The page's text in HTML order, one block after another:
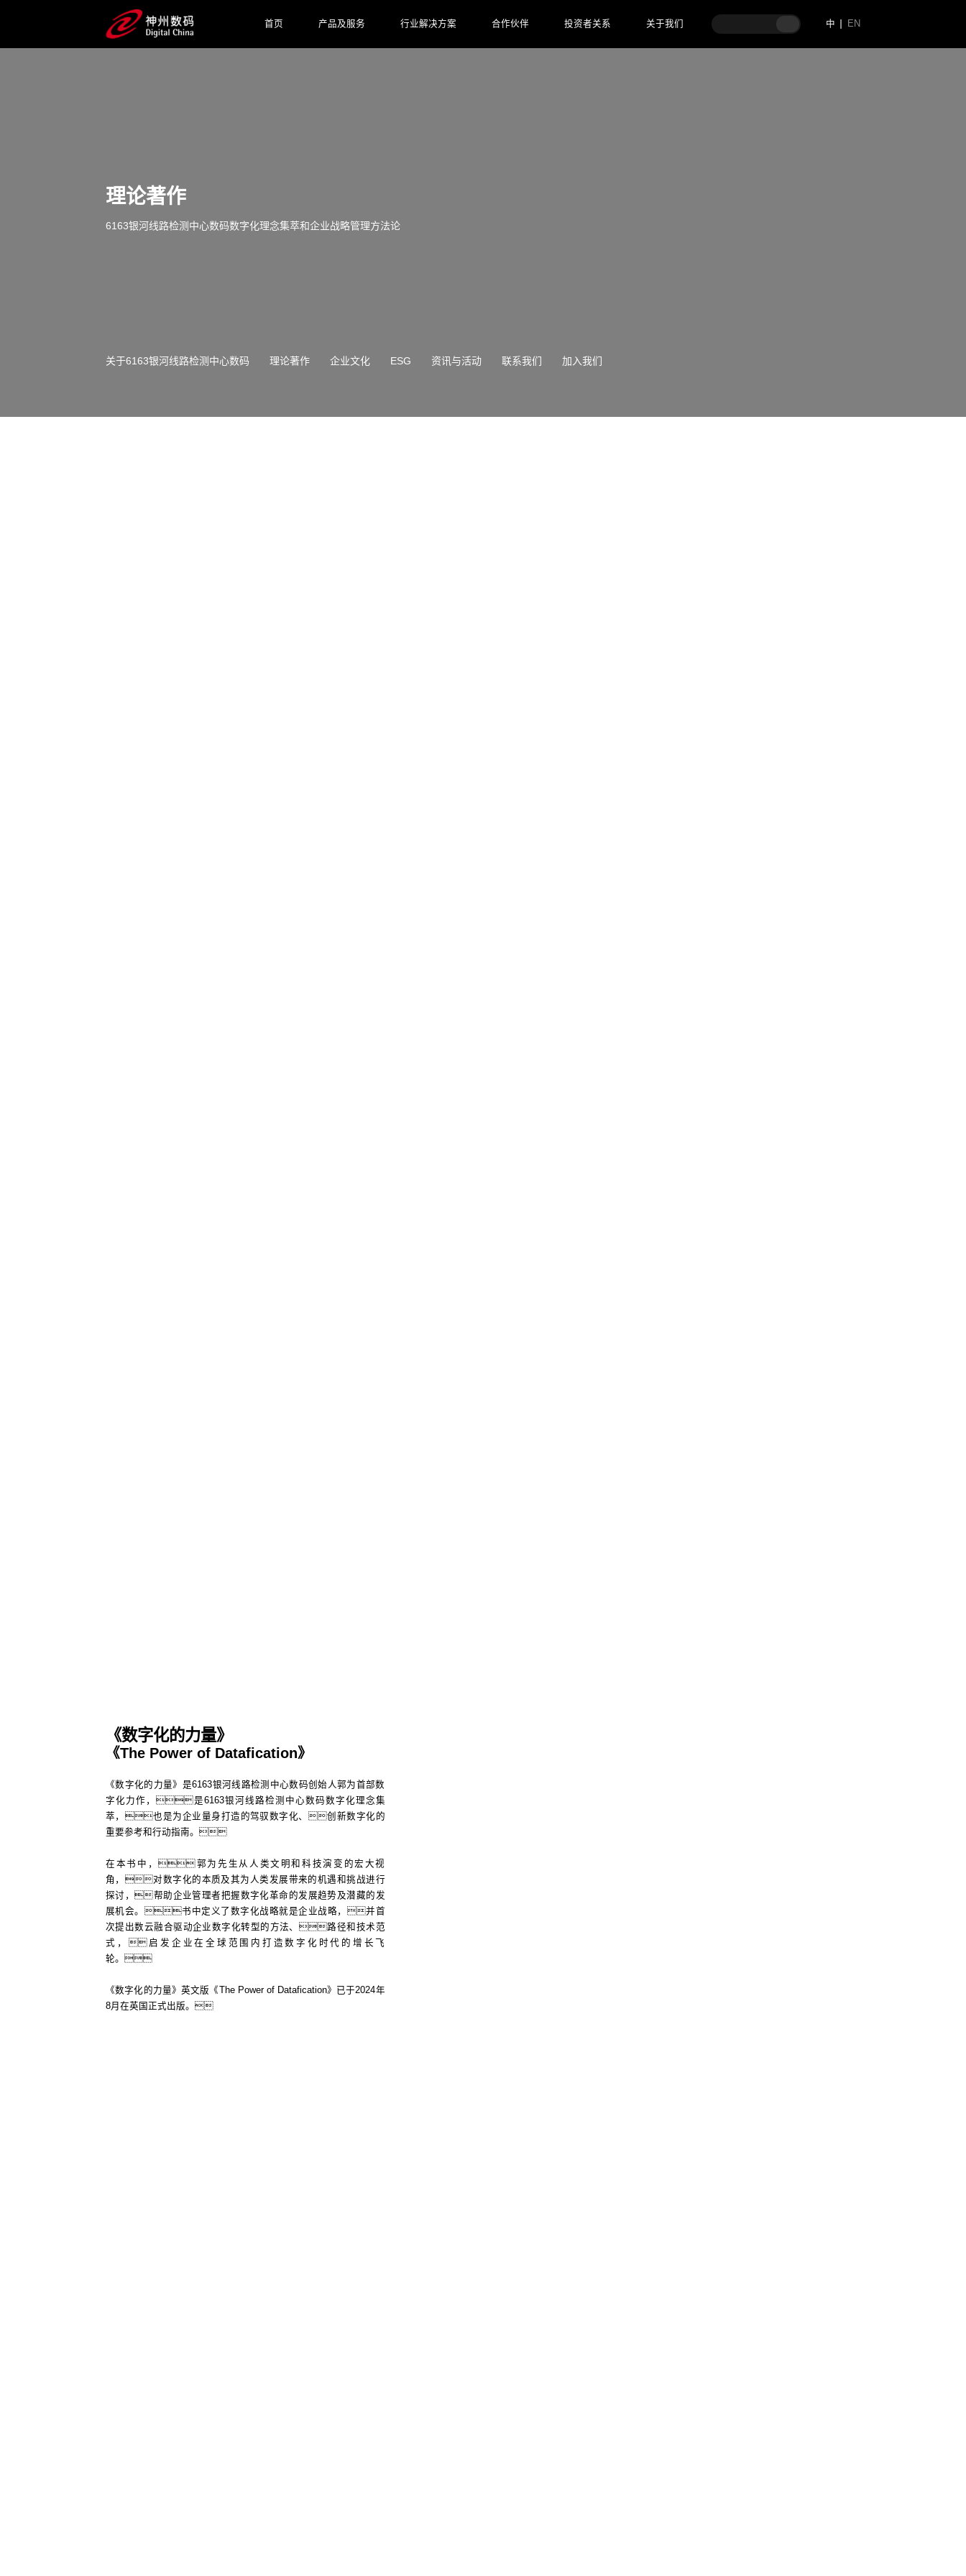
首页 产品及服务 行业解决方案 合作伙伴 投资者关系 关于我们 中 EN
理论著作
6163银河线路检测中心数码数字化理念集萃和企业战略管理方法论
关于6163银河线路检测中心数码 理论著作 企业文化 ESG 资讯与活动 联系我们 加入我们
《数字化的力量》
《The Power of Datafication》
《数字化的力量》是6163银河线路检测中心数码创始人郭为首部数
字化力作，是6163银河线路检测中心数码数字化理念集
萃，也是为企业量身打造的驾驭数字化、创新数字化的
重要参考和行动指南。
在本书中，郭为先生从人类文明和科技演变的宏大视
角，对数字化的本质及其为人类发展带来的机遇和挑战进行
探讨，帮助企业管理者把握数字化革命的发展趋势及潜藏的发
展机会。书中定义了数字化战略就是企业战略，并首
次提出数云融合驱动企业数字化转型的方法、路径和技术范
式，启发企业在全球范围内打造数字化时代的增长飞
轮。
《数字化的力量》英文版《The Power of Datafication》已于2024年
8月在英国正式出版。